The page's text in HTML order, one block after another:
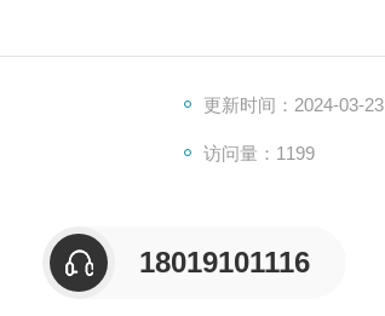
更新时间：2024-03-23
访问量：1199
18019101116